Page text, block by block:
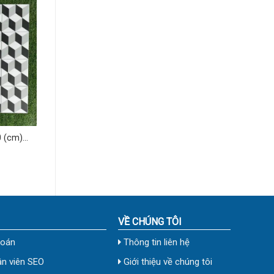
(cm)
viên SEO
VỀ CHÚNG TÔI
Thông tin liên hệ
Giới thiệu về chúng tôi